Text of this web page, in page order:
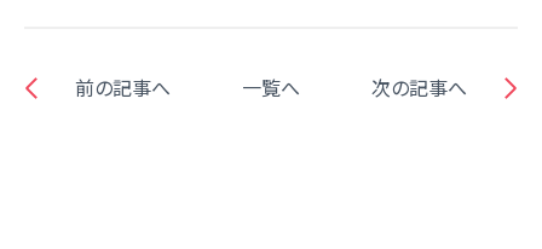
前の記事へ 一覧へ 次の記事へ